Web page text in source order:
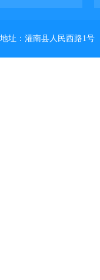
地址：灌南县人民西路1号